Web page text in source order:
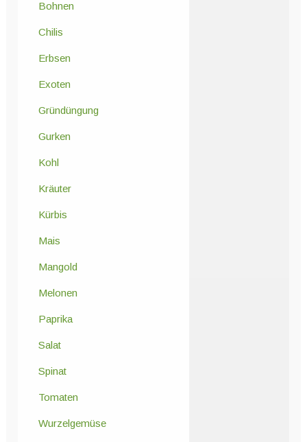
Bohnen
Chilis
Erbsen
Exoten
Gründüngung
Gurken
Kohl
Kräuter
Kürbis
Mais
Mangold
Melonen
Paprika
Salat
Spinat
Tomaten
Wurzelgemüse